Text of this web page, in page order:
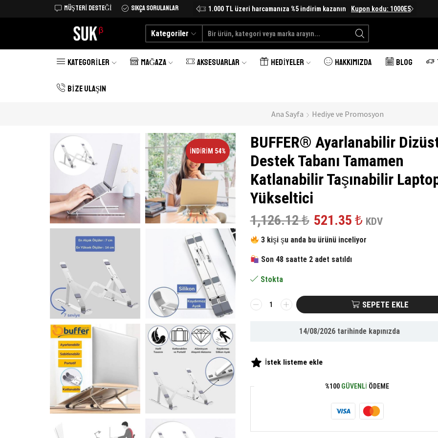
MÜŞTERI DESTEĞI SIKÇA SORULANLAR
Tüm Türkiye'ye kargo şimdi 25 TL Alışverişe Başlayın 1.000 TL üzeri harcamanıza %5 indirim kazanın Kupon kodu: 1000E5
Kategoriler
Search
KATEGORILER MAĞAZA AKSESUARLAR HEDIYELER HAKKIMIZDA BLOG
BIZE ULAŞIN
Ana Sayfa Hediye ve Promosyon
İNDIRIM 54%
BUFFER® Ayarlanabilir
Destek Tabanı Tamamen
Katlanabilir Taşınabilir
Yükseltici
1,126.12₺ Orijinal
fiyat:
1,126.12 ₺.
521.35 ₺Şu
andaki
KDV
3 kişi şu anda bu ürünü inceliyor
Son 48 saatte 2 adet satıldı
Stokta
BUFFER®
Ayarlanabilir
Tamamen
Katlanabilir
Laptop
SEPETE EKLE
14/08/2026tarihinde kapınızda
İstek listeme ekle
%100 GÜVENLI ÖDEME